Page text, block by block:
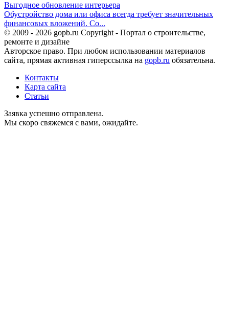
Выгодное обновление интерьера
Обустройство дома или офиса всегда требует значительных
финансовых вложений. Со...
© 2009 - 2026 gopb.ru Copyright - Портал о строительстве,
ремонте и дизайне
Авторское право. При любом использовании материалов
сайта, прямая активная гиперссылка на gopb.ru обязательна.
Контакты
Карта сайта
Статьи
Заявка успешно отправлена.
Мы скоро свяжемся с вами, ожидайте.